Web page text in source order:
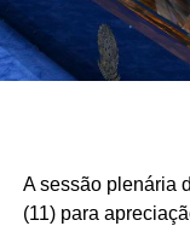
A sessão plenária
(11) para